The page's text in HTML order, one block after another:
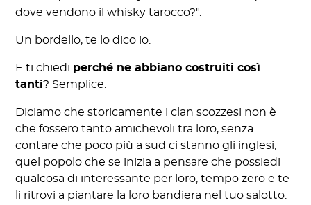
dove vendono il whisky tarocco?".
Un bordello, te lo dico io.
E ti chiedi perché ne abbiano costruiti così
tanti? Semplice.
Diciamo che storicamente i clan scozzesi non è
che fossero tanto amichevoli tra loro, senza
contare che poco più a sud ci stanno gli inglesi,
quel popolo che se inizia a pensare che possiedi
qualcosa di interessante per loro, tempo zero e te
li ritrovi a piantare la loro bandiera nel tuo salotto.